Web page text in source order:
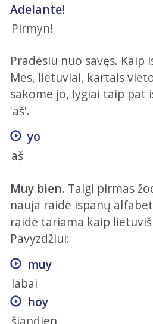
Adelante!
Pirmyn!
Pradėsiu nuo savęs. Kaip
Mes, lietuviai, kartais
sakome jo, lygiai taip pat
'aš'.
yo
aš
Muy bien. Taigi pirmas
nauja raidė ispanų
raidė tariama kaip
Pavyzdžiui:
muy
labai
hoy